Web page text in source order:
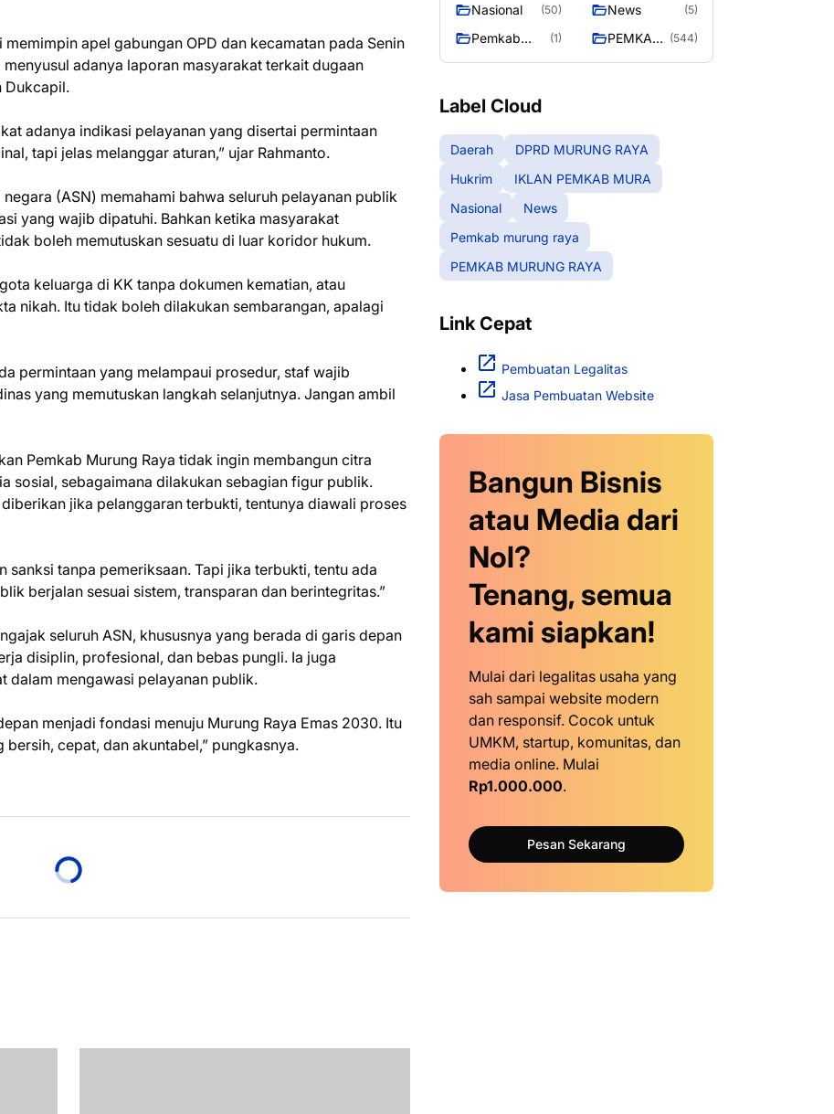
apel gabungan OPD dan kecamatan pada Senin
adanya laporan masyarakat terkait dugaan
Dukcapil.
adanya indikasi pelayanan yang disertai permintaan
tapi jelas melanggar aturan,” ujar Rahmanto.
(ASN) memahami bahwa seluruh pelayanan publik
yang wajib dipatuhi. Bahkan ketika masyarakat
boleh memutuskan sesuatu di luar koridor hukum.
keluarga di KK tanpa dokumen kematian, atau
nikah. Itu tidak boleh dilakukan sembarangan, apalagi
permintaan yang melampaui prosedur, staf wajib
yang memutuskan langkah selanjutnya. Jangan ambil
Pemkab Murung Raya tidak ingin membangun citra
sosial, sebagaimana dilakukan sebagian figur publik.
jika pelanggaran terbukti, tentunya diawali proses
sanksi tanpa pemeriksaan. Tapi jika terbukti, tentu ada
berjalan sesuai sistem, transparan dan berintegritas.”
seluruh ASN, khususnya yang berada di garis depan
disiplin, profesional, dan bebas pungli. Ia juga
dalam mengawasi pelayanan publik.
menjadi fondasi menuju Murung Raya Emas 2030. Itu
cepat, dan akuntabel,” pungkasnya.
MURA
Nasional (50) News (5)
Pemkab
(1)
PEMKAB
(544)
Label Cloud
Daerah
DPRD MURUNG RAYA
Hukrim
IKLAN PEMKAB MURA
Nasional
News
Pemkab murung raya
PEMKAB MURUNG RAYA
Link Cepat
Pembuatan Legalitas
Jasa Pembuatan Website
Bangun Bisnis
atau Media dari
Nol?
Tenang, semua
kami siapkan!
Mulai dari legalitas usaha yang
sah sampai website modern
dan responsif. Cocok untuk
UMKM, startup, komunitas, dan
media online. Mulai
Rp1.000.000.
Pesan Sekarang